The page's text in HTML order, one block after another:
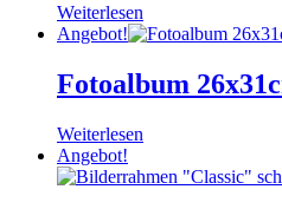
Weiterlesen
Angebot!
Fotoalbum
Weiterlesen
Angebot!